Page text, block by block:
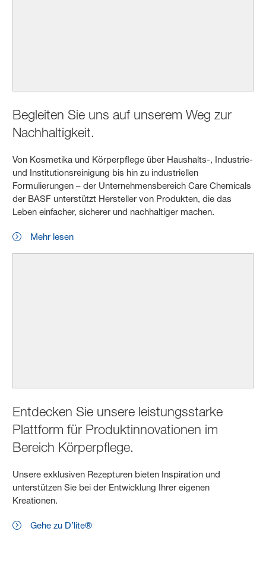
Begleiten Sie uns auf unserem Weg zur
Nachhaltigkeit.
Von Kosmetika und Körperpflege über Haushalts-, Industrie-
und Institutionsreinigung bis hin zu industriellen
Formulierungen – der Unternehmensbereich Care Chemicals
der BASF unterstützt Hersteller von Produkten, die das
Leben einfacher, sicherer und nachhaltiger machen.
Mehr lesen
Entdecken Sie unsere leistungsstarke
Plattform für Produktinnovationen im
Bereich Körperpflege.
Unsere exklusiven Rezepturen bieten Inspiration und
unterstützen Sie bei der Entwicklung Ihrer eigenen
Kreationen.
Gehe zu D’lite®